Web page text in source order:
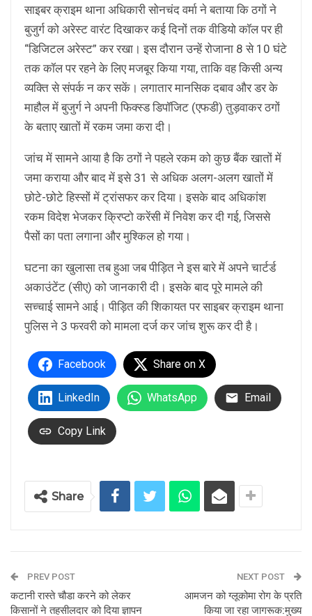
साइबर क्राइम थाना अधिकारी सोनचंद वर्मा ने बताया कि ठगों ने
बुजुर्ग को अरेस्ट वारंट दिखाकर कई दिनों तक वीडियो कॉल पर ही
“डिजिटल अरेस्ट” कर रखा। इस दौरान उन्हें रोजाना 8 से 10 घंटे
तक कॉल पर रहने के लिए मजबूर किया गया, ताकि वह किसी अन्य
व्यक्ति से संपर्क न कर सकें। लगातार मानसिक दबाव और डर के
माहौल में बुजुर्ग ने अपनी फिक्स्ड डिपॉजिट (एफडी) तुड़वाकर ठगों
के बताए खातों में रकम जमा करा दी।
जांच में सामने आया है कि ठगों ने पहले रकम को कुछ बैंक खातों में
जमा कराया और बाद में इसे 31 से अधिक अलग-अलग खातों में
छोटे-छोटे हिस्सों में ट्रांसफर कर दिया। इसके बाद अधिकांश
रकम विदेश भेजकर क्रिप्टो करेंसी में निवेश कर दी गई, जिससे
पैसों का पता लगाना और मुश्किल हो गया।
घटना का खुलासा तब हुआ जब पीड़ित ने इस बारे में अपने चार्टर्ड
अकाउंटेंट (सीए) को जानकारी दी। इसके बाद पूरे मामले की
सच्चाई सामने आई। पीड़ित की शिकायत पर साइबर क्राइम थाना
पुलिस ने 3 फरवरी को मामला दर्ज कर जांच शुरू कर दी है।
Facebook Share on X
LinkedIn WhatsApp Email
Copy Link
Share
PREV POST
कटानी रास्ते चौडा करने को लेकर
किसानों ने तहसीलदार को दिया ज्ञापन
NEXT POST
आमजन को ग्लूकोमा रोग के प्रति
किया जा रहा जागरूक:मुख्य